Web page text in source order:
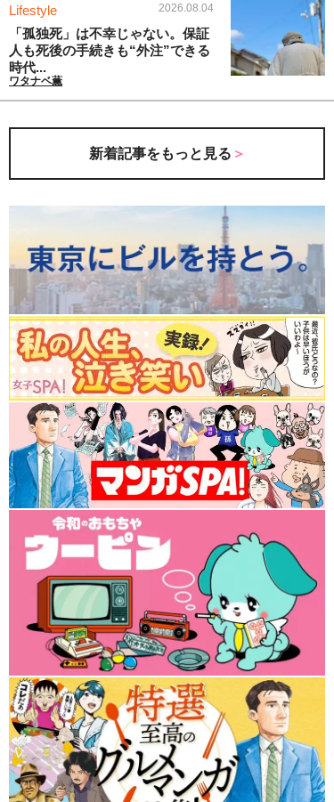
Lifestyle 2026.08.04
「孤独死」は不幸じゃない。保証
人も死後の手続きも“外注”できる
時代...
ワタナベ薫
新着記事をもっと見る